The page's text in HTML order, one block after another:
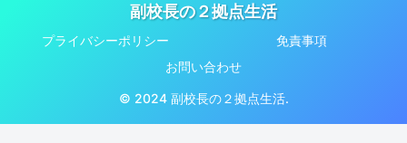
副校長の２拠点生活
プライバシーポリシー
免責事項
お問い合わせ
© 2024 副校長の２拠点生活.